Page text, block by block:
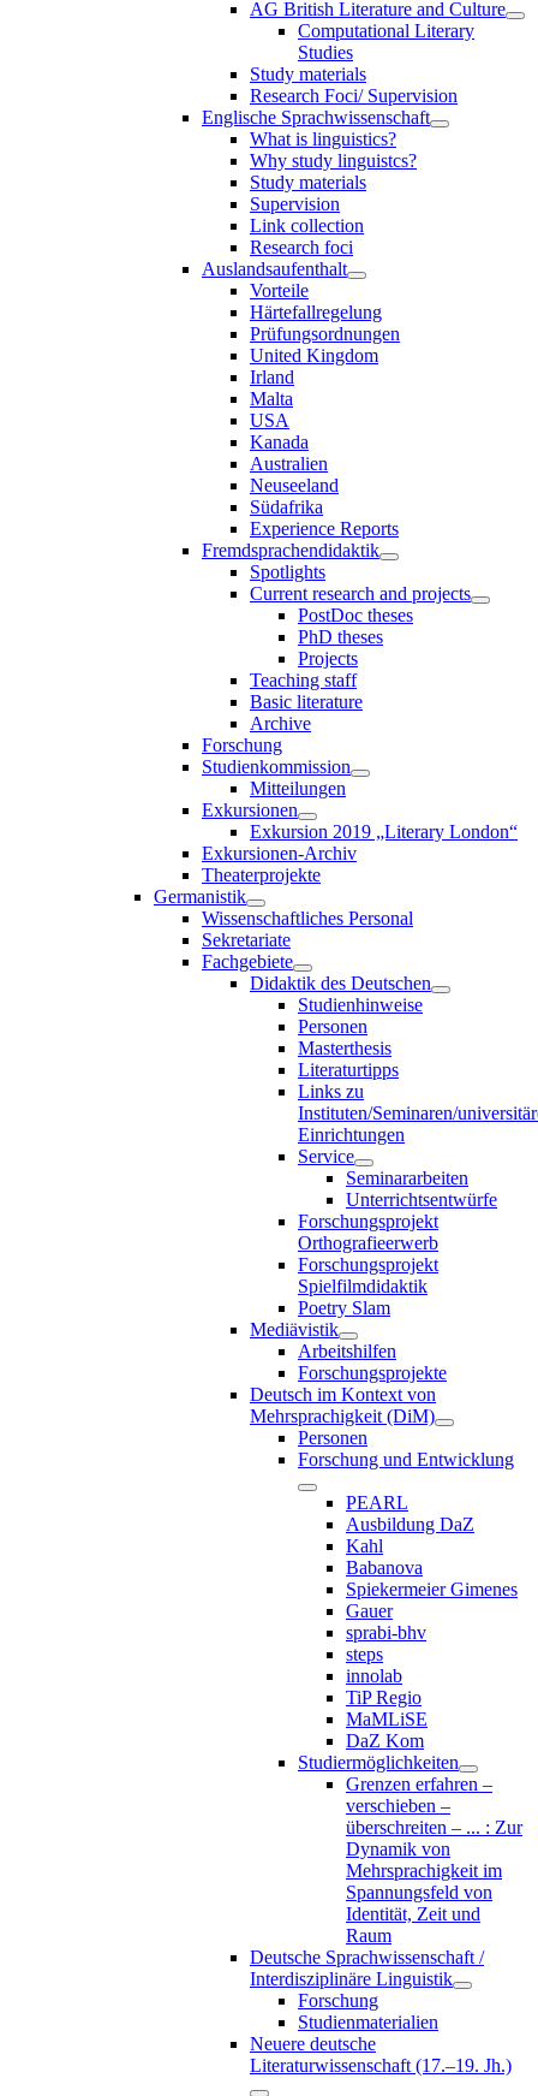
AG British Literature and Culture
Computational Literary
Studies
Study materials
Research Foci/ Supervision
Englische Sprachwissenschaft
What is linguistics?
Why study linguistcs?
Study materials
Supervision
Link collection
Research foci
Auslandsaufenthalt
Vorteile
Härtefallregelung
Prüfungsordnungen
United Kingdom
Irland
Malta
USA
Kanada
Australien
Neuseeland
Südafrika
Experience Reports
Fremdsprachendidaktik
Spotlights
Current research and projects
PostDoc theses
PhD theses
Projects
Teaching staff
Basic literature
Archive
Forschung
Studienkommission
Mitteilungen
Exkursionen
Exkursion 2019 „Literary London“
Exkursionen-Archiv
Theaterprojekte
Germanistik
Wissenschaftliches Personal
Sekretariate
Fachgebiete
Didaktik des Deutschen
Studienhinweise
Personen
Masterthesis
Literaturtipps
Links zu
Instituten/Seminaren/
Einrichtungen
Service
Seminararbeiten
Unterrichtsentwürfe
Forschungsprojekt
Orthografieerwerb
Forschungsprojekt
Spielfilmdidaktik
Poetry Slam
Mediävistik
Arbeitshilfen
Forschungsprojekte
Deutsch im Kontext von
Mehrsprachigkeit (DiM)
Personen
Forschung und Entwicklung
PEARL
Ausbildung DaZ
Kahl
Babanova
Spiekermeier Gimenes
Gauer
sprabi-bhv
steps
innolab
TiP Regio
MaMLiSE
DaZ Kom
Studiermöglichkeiten
Grenzen erfahren –
verschieben –
überschreiten – ... : Zur
Dynamik von
Mehrsprachigkeit im
Spannungsfeld von
Identität, Zeit und
Raum
Deutsche Sprachwissenschaft /
Interdisziplinäre Linguistik
Forschung
Studienmaterialien
Neuere deutsche
Literaturwissenschaft (17.–19. Jh.)